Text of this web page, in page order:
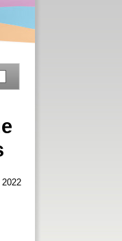
, 2022